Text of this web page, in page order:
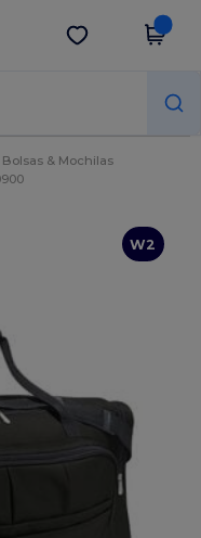
Descargar app
Bolsas & Mochilas
W2